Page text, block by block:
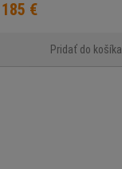
185 €
Pridať do košíka